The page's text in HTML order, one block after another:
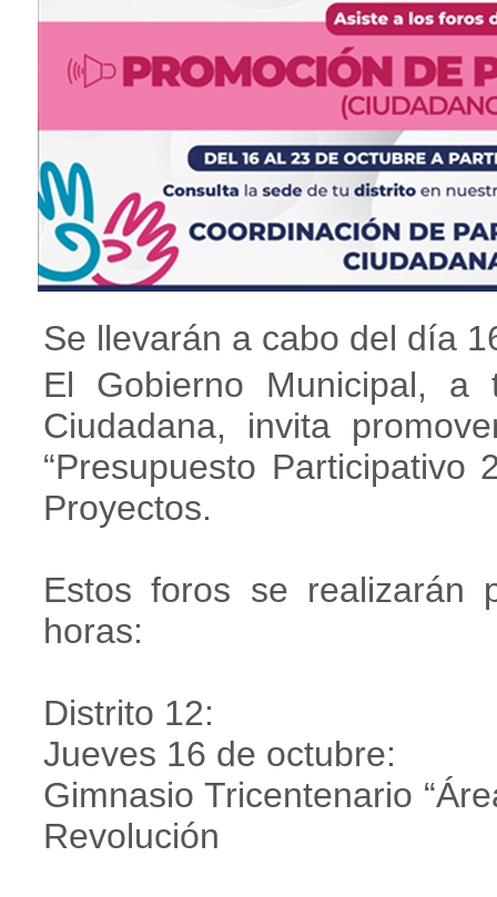
Se llevarán a cabo del día
El Gobierno Municipal, a
Ciudadana, invita
“Presupuesto
Proyectos.
Estos foros se realizarán
horas:
Distrito 12:
Jueves 16 de octubre:
Gimnasio Tricentenario
Revolución